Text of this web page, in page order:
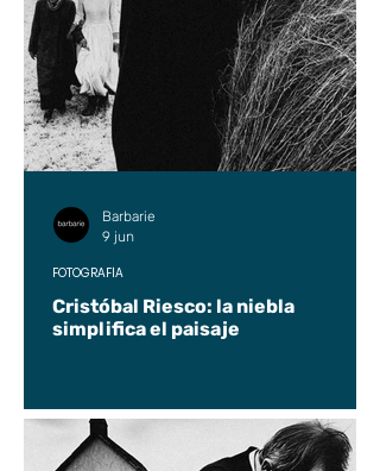
Cristóbal Riesco: la niebla
simplifica el paisaje
FOTOGRAFÍA
Barbarie
9 jun